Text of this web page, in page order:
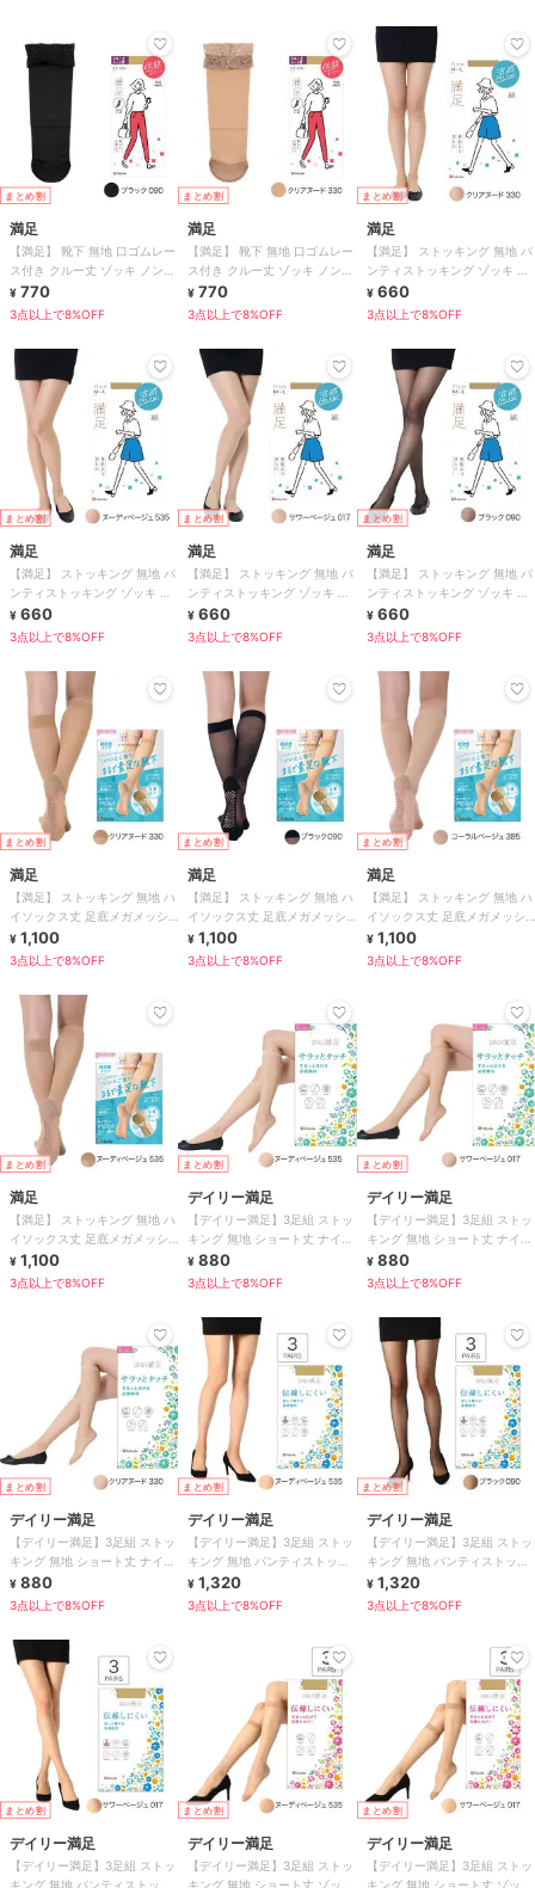
まとめ割
満足
【満足】 靴下 無地 口ゴムレー
ス付き クルー丈 ゾッキ ノンラ
ン設計 抗菌防臭
¥ 770
3点以上で8%OFF
まとめ割
満足
【満足】 靴下 無地 口ゴムレー
ス付き クルー丈 ゾッキ ノンラ
ン設計 抗菌防臭
¥ 770
3点以上で8%OFF
まとめ割
満足
【満足】 ストッキング 無地 パ
ンティストッキング ゾッキ ノ
ンラン設計 マチ付き
¥ 660
3点以上で8%OFF
まとめ割
満足
【満足】 ストッキング 無地 パ
ンティストッキング ゾッキ ノ
ンラン設計 マチ付き
¥ 660
3点以上で8%OFF
まとめ割
満足
【満足】 ストッキング 無地 パ
ンティストッキング ゾッキ ノ
ンラン設計 マチ付き
¥ 660
3点以上で8%OFF
まとめ割
満足
【満足】 ストッキング 無地 パ
ンティストッキング ゾッキ ノ
ンラン設計 マチ付き
¥ 660
3点以上で8%OFF
まとめ割
満足
【満足】 ストッキング 無地 ハ
イソックス丈 足底メガメッシ
ュ編み つま先かかと綿混
¥ 1,100
3点以上で8%OFF
まとめ割
満足
【満足】 ストッキング 無地 ハ
イソックス丈 足底メガメッシ
ュ編み つま先かかと綿混
¥ 1,100
3点以上で8%OFF
まとめ割
満足
【満足】 ストッキング 無地 ハ
イソックス丈 足底メガメッシ
ュ編み つま先かかと綿混
¥ 1,100
3点以上で8%OFF
まとめ割
満足
【満足】 ストッキング 無地 ハ
イソックス丈 足底メガメッシ
ュ編み つま先かかと綿混
¥ 1,100
3点以上で8%OFF
まとめ割
デイリー満足
【デイリー満足】3足組 ストッ
キング 無地 ショート丈 ナイロ
ンゾッキ 抗菌防臭 つま先シア
ー補強
¥ 880
3点以上で8%OFF
まとめ割
デイリー満足
【デイリー満足】3足組 ストッ
キング 無地 ショート丈 ナイロ
ンゾッキ 抗菌防臭 つま先シア
ー補強
¥ 880
3点以上で8%OFF
まとめ割
デイリー満足
【デイリー満足】3足組 ストッ
キング 無地 ショート丈 ナイロ
ンゾッキ 抗菌防臭 つま先シア
ー補強
¥ 880
3点以上で8%OFF
まとめ割
デイリー満足
【デイリー満足】3足組 ストッ
キング 無地 パンティストッキ
ング ゾッキ ノンラン設計 ネー
ム付き
¥ 1,320
3点以上で8%OFF
まとめ割
デイリー満足
【デイリー満足】3足組 ストッ
キング 無地 パンティストッキ
ング ゾッキ ノンラン設計 ネー
ム付き
¥ 1,320
3点以上で8%OFF
まとめ割
デイリー満足
【デイリー満足】3足組 ストッ
キング 無地 パンティストッキ
まとめ割
デイリー満足
【デイリー満足】3足組 ストッ
キング 無地 ショート丈 ゾッキ
まとめ割
デイリー満足
【デイリー満足】3足組 ストッ
キング 無地 ショート丈 ゾッキ